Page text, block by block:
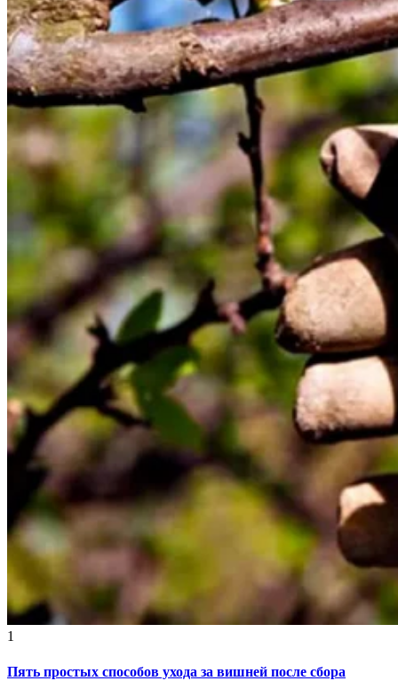
1
Пять простых способов ухода за вишней после сбора